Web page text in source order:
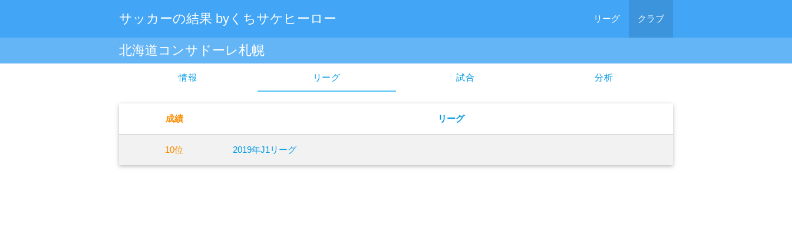
サッカーの結果 byくちサケヒーロー リーグ クラブ
北海道コンサドーレ札幌
情報 リーグ 試合 分析
成績 リーグ
10位 2019年J1リーグ